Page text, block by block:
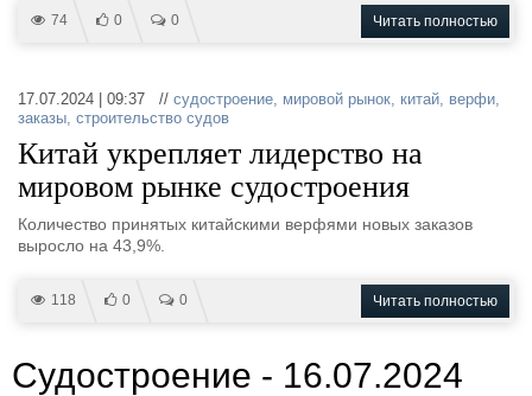
74 0 0 Читать полностью
17.07.2024 | 09:37 // судостроение, мировой рынок, китай, верфи,
заказы, строительство судов
Китай укрепляет лидерство на
мировом рынке судостроения
Количество принятых китайскими верфями новых заказов
выросло на 43,9%.
118 0 0 Читать полностью
Судостроение - 16.07.2024